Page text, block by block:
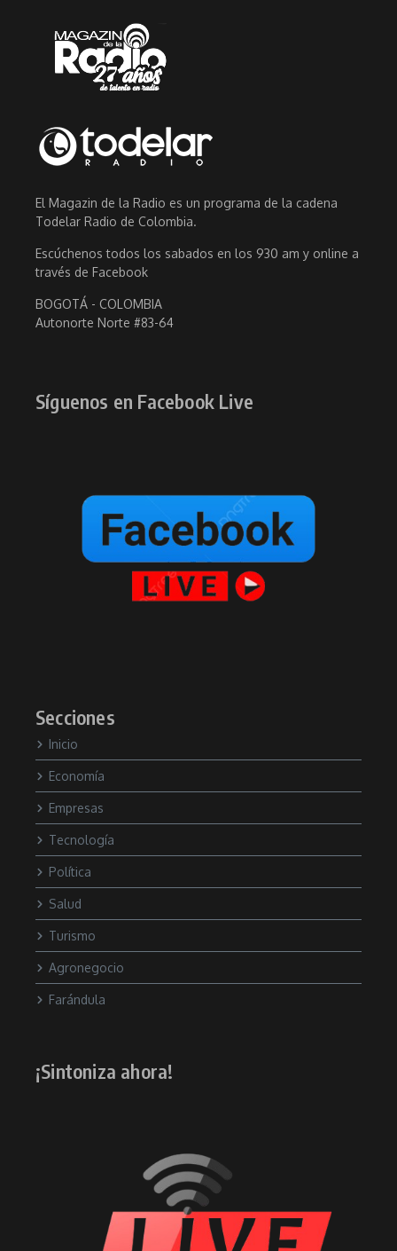
El Magazin de la Radio es un programa de la cadena
Todelar Radio de Colombia.
Escúchenos todos los sabados en los 930 am y online a
través de Facebook
BOGOTÁ - COLOMBIA
Autonorte Norte #83-64
Síguenos en Facebook Live
Secciones
Inicio
Economía
Empresas
Tecnología
Política
Salud
Turismo
Agronegocio
Farándula
¡Sintoniza ahora!